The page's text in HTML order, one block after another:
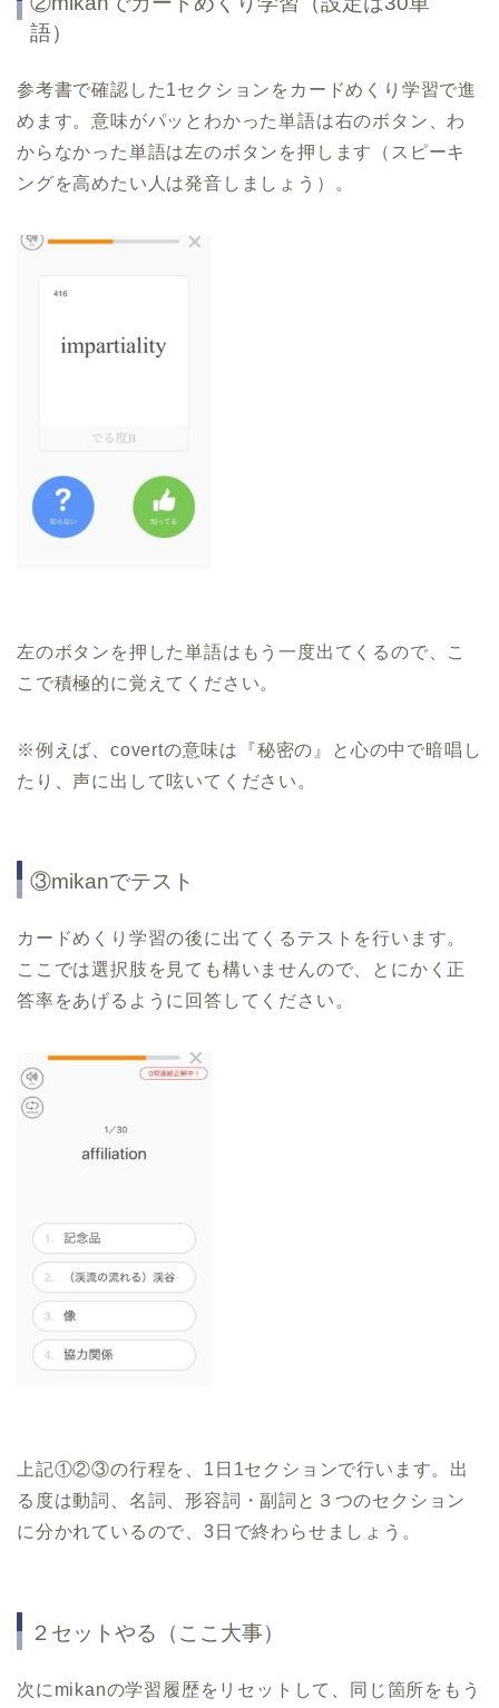
語）
参考書で確認した1セクションをカードめくり学習で進
めます。意味がパッとわかった単語は右のボタン、わ
からなかった単語は左のボタンを押します（スピーキ
ングを高めたい人は発音しましょう）。
左のボタンを押した単語はもう一度出てくるので、こ
こで積極的に覚えてください。
※例えば、covertの意味は『秘密の』と心の中で暗唱し
たり、声に出して呟いてください。
③mikanでテスト
カードめくり学習の後に出てくるテストを行います。
ここでは選択肢を見ても構いませんので、とにかく正
答率をあげるように回答してください。
上記①②③の行程を、 1 日 1セクションで行います。出
る度は動詞、名詞、形容詞・副詞と３つのセクション
に分かれているので、 3 日で終わらせましょう。
２セットやる（ここ大事）
次に mikanの学習履歴をリセットして、同じ箇所をもう